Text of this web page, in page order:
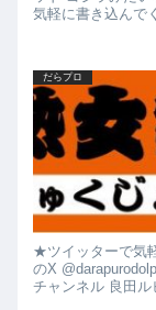
気軽に書き込んで
だらプロ
★ツイッターで気
のX
チャンネル 良田